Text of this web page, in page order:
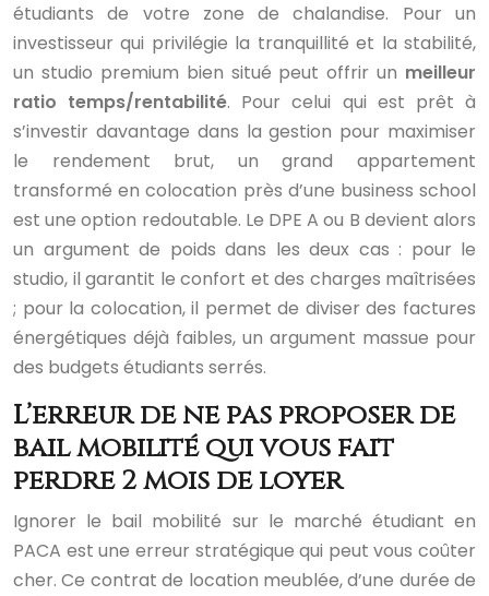
étudiants de votre zone de chalandise. Pour un
investisseur qui privilégie la tranquillité et la stabilité,
un studio premium bien situé peut offrir un meilleur
ratio temps/rentabilité. Pour celui qui est prêt à
s’investir davantage dans la gestion pour maximiser
le rendement brut, un grand appartement
transformé en colocation près d’une business school
est une option redoutable. Le DPE A ou B devient alors
un argument de poids dans les deux cas : pour le
studio, il garantit le confort et des charges maîtrisées
; pour la colocation, il permet de diviser des factures
énergétiques déjà faibles, un argument massue pour
des budgets étudiants serrés.
L’erreur de ne pas proposer de
bail mobilité qui vous fait
perdre 2 mois de loyer
Ignorer le bail mobilité sur le marché étudiant en
PACA est une erreur stratégique qui peut vous coûter
cher. Ce contrat de location meublée, d’une durée de